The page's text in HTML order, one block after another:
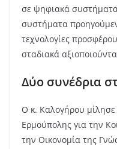
σε ψηφιακά
συστήματα
τεχνολογίες
σταδιακά
Δύο συνέδρια
Ο κ. Καλογήρου μίλησε
Ερμούπολης για την
την Οικονομία της